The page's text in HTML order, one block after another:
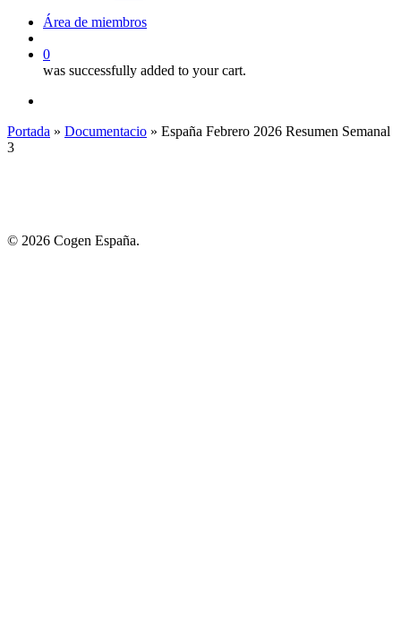
Área de miembros
0
was successfully added to your cart.
Portada » Documentacio » España Febrero 2026 Resumen Semanal
3
© 2026 Cogen España.